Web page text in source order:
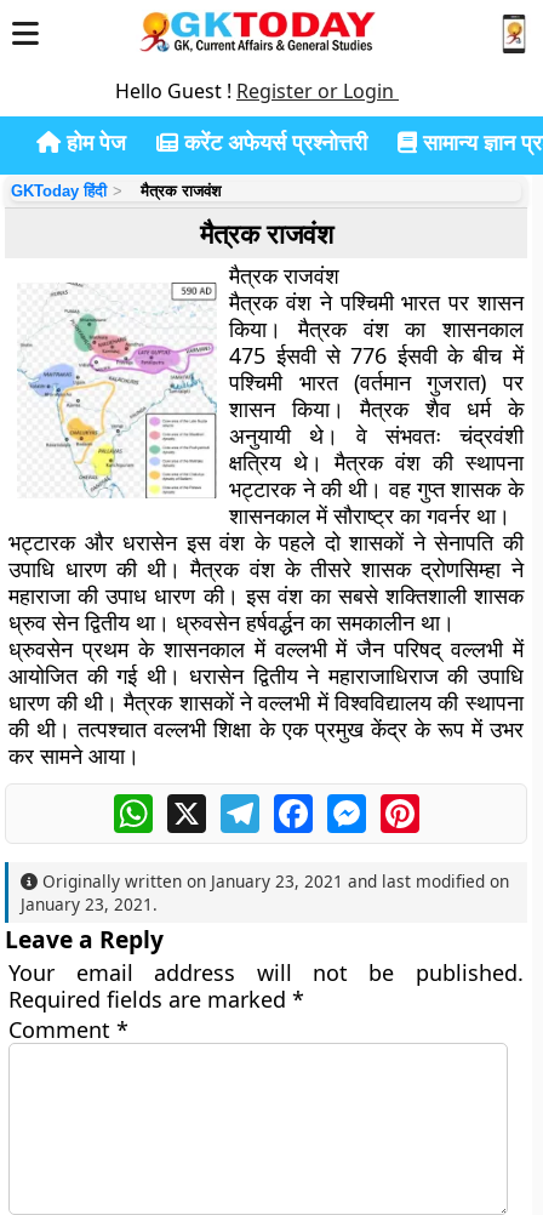
Hello Guest ! Register or Login
होम पेज करेंट अफेयर्स प्रश्नोत्तरी सामान्य ज्ञान
GKToday हिंदी मैत्रक राजवंश
मैत्रक राजवंश
मैत्रक राजवंश
मैत्रक वंश ने पश्चिमी भारत पर शासन
किया। मैत्रक वंश का शासनकाल
475 ईसवी से 776 ईसवी के बीच में
पश्चिमी भारत (वर्तमान गुजरात) पर
शासन किया। मैत्रक शैव धर्म के
अनुयायी थे। वे संभवतः चंद्रवंशी
क्षत्रिय थे। मैत्रक वंश की स्थापना
भट्टारक ने की थी। वह गुप्त शासक के
शासनकाल में सौराष्ट्र का गवर्नर था।
भट्टारक और धरासेन इस वंश के पहले दो शासकों ने सेनापति की
उपाधि धारण की थी। मैत्रक वंश के तीसरे शासक द्रोणसिम्हा ने
महाराजा की उपाध धारण की। इस वंश का सबसे शक्तिशाली शासक
ध्रुव सेन द्वितीय था। ध्रुवसेन हर्षवर्द्धन का समकालीन था।
ध्रुवसेन प्रथम के शासनकाल में वल्लभी में जैन परिषद् वल्लभी में
आयोजित की गई थी। धरासेन द्वितीय ने महाराजाधिराज की उपाधि
धारण की थी। मैत्रक शासकों ने वल्लभी में विश्वविद्यालय की स्थापना
की थी। तत्पश्चात वल्लभी शिक्षा के एक प्रमुख केंद्र के रूप में उभर
कर सामने आया।
WhatsApp
X TelegramFacebookMessengerPinterest
Originally written on January 23, 2021 and last modified on
January 23, 2021 .
Leave a Reply
Your email address will not be published.
Required fields are marked*
Comment*